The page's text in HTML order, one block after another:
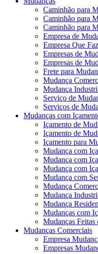
Caminhão para
Caminhão para
Caminhão para
Empresa de
Empresa Que
Empresas de
Empresas de
Frete para
Mudança
Mudança
Serviço de
Serviços de
Mudanças com
Içamento de
Içamento de
Içamento para
Mudança com
Mudança com
Mudança com
Mudança com
Mudança
Mudança
Mudança
Mudanças com
Mudanças Feitas
Mudanças Comerciais
Empresa
Empresas